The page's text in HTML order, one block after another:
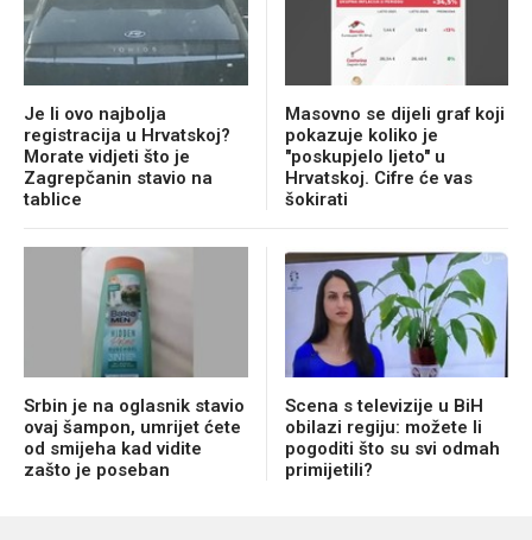
Je li ovo najbolja
registracija u Hrvatskoj?
Morate vidjeti što je
Zagrepčanin stavio na
tablice
Masovno se dijeli graf koji
pokazuje koliko je
"poskupjelo ljeto" u
Hrvatskoj. Cifre će vas
šokirati
Srbin je na oglasnik stavio
ovaj šampon, umrijet ćete
od smijeha kad vidite
zašto je poseban
Scena s televizije u BiH
obilazi regiju: možete li
pogoditi što su svi odmah
primijetili?